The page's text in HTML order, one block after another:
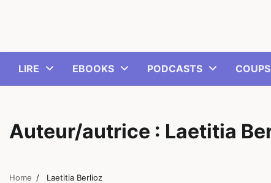
LIRE
EBOOKS PODCASTS
Auteur/autrice : Laetitia
Home Laetitia Berlioz